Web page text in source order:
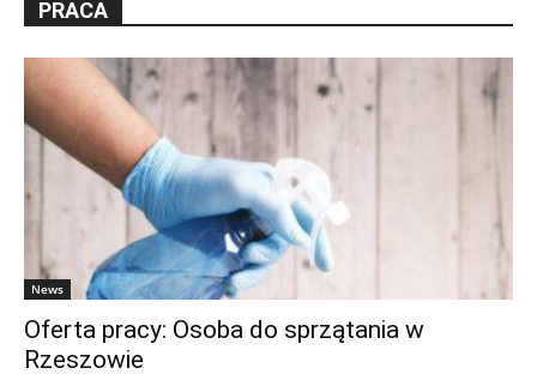
PRACA
News
Oferta pracy: Osoba do sprzątania w
Rzeszowie